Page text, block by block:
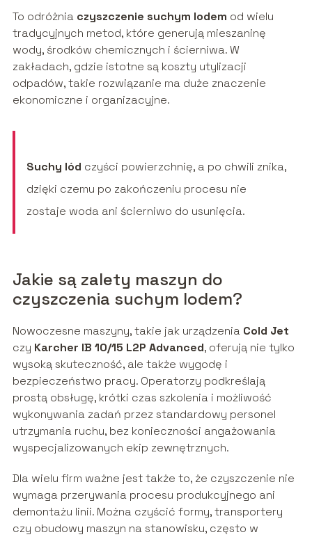
To odróżnia czyszczenie suchym lodem od wielu
tradycyjnych metod, które generują mieszaninę
wody, środków chemicznych i ścierniwa. W
zakładach, gdzie istotne są koszty utylizacji
odpadów, takie rozwiązanie ma duże znaczenie
ekonomiczne i organizacyjne.
Suchy lód czyści powierzchnię, a po chwili znika,
dzięki czemu po zakończeniu procesu nie
zostaje woda ani ścierniwo do usunięcia.
Jakie są zalety maszyn do
czyszczenia suchym lodem?
Nowoczesne maszyny, takie jak urządzenia Cold Jet
czy Karcher IB 10/15 L2P Advanced, oferują nie tylko
wysoką skuteczność, ale także wygodę i
bezpieczeństwo pracy. Operatorzy podkreślają
prostą obsługę, krótki czas szkolenia i możliwość
wykonywania zadań przez standardowy personel
utrzymania ruchu, bez konieczności angażowania
wyspecjalizowanych ekip zewnętrznych.
Dla wielu firm ważne jest także to, że czyszczenie nie
wymaga przerywania procesu produkcyjnego ani
demontażu linii. Można czyścić formy, transportery
czy obudowy maszyn na stanowisku, często w